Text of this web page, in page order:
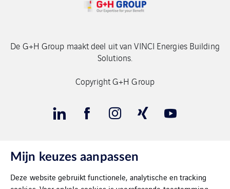
De G+H Group maakt deel uit van VINCI Energies Building
Solutions.
Copyright G+H Group
Contact
Mijn keuzes aanpassen
Deze website gebruikt functionele, analytische en tracking